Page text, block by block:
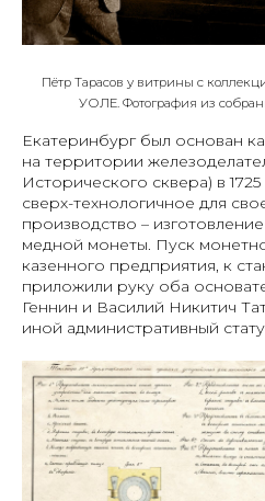
Пётр Тарасов у витрины с
УОЛЕ. Фотография из
Екатеринбург был основан
на территории
Исторического сквера) в
сверх-технологичное для
производство –
медной монеты. Пуск
казенного предприятия, к
приложили руку оба
Геннин и Василий Никитич
иной административный